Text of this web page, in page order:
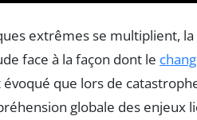
extrêmes se multiplient, la
face à la façon dont le
que lors de
globale des enjeux